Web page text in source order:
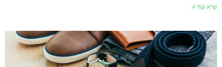
עוד »